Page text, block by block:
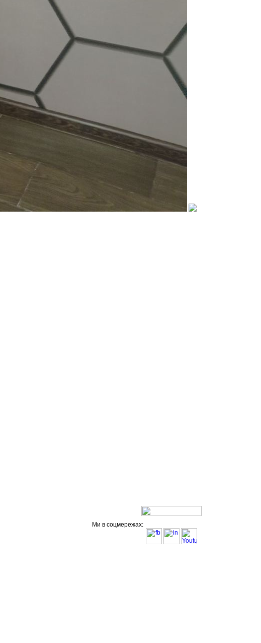
Ми в соцмережах: